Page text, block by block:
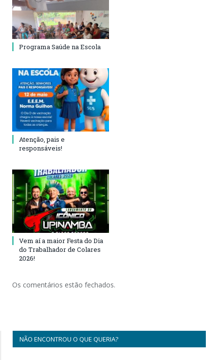
Programa Saúde na Escola
Atenção, pais e
responsáveis!
Vem aí a maior Festa do Dia
do Trabalhador de Colares
2026!
Os comentários estão fechados.
NÃO ENCONTROU O QUE QUERIA?